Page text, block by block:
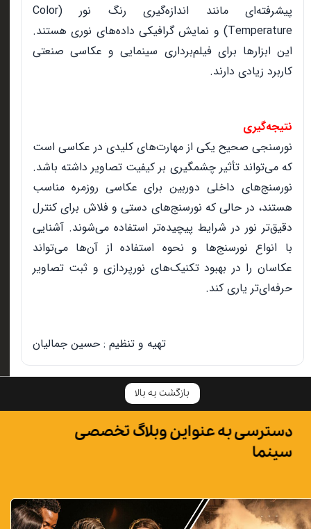
پیشرفته‌ای مانند اندازه‌گیری رنگ نور (Color
Temperature) و نمایش گرافیکی داده‌های نوری هستند.
این ابزارها برای فیلم‌برداری سینمایی و عکاسی صنعتی
کاربرد زیادی دارند.
نتیجه‌گیری
نورسنجی صحیح یکی از مهارت‌های کلیدی در عکاسی است
که می‌تواند تأثیر چشمگیری بر کیفیت تصاویر داشته باشد.
نورسنج‌های داخلی دوربین برای عکاسی روزمره مناسب
هستند، در حالی که نورسنج‌های دستی و فلاش برای کنترل
دقیق‌تر نور در شرایط پیچیده‌تر استفاده می‌شوند. آشنایی
با انواع نورسنج‌ها و نحوه استفاده از آن‌ها می‌تواند
عکاسان را در بهبود تکنیک‌های نورپردازی و ثبت تصاویر
حرفه‌ای‌تر یاری کند.
تهیه و تنظیم : حسین جمالیان
بازگشت به بالا
دسترسی به عنواین وبلاگ تخصصی
سینما